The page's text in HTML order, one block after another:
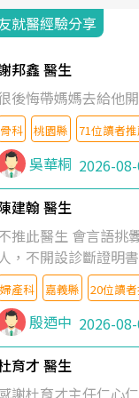
就醫經驗分享
邦鑫 醫生
後悔帶媽媽去給他開
骨科 桃園縣 71位讀者
吳華桐 2026-
建翰 醫生
推此醫生 會言語挑
，不開設診斷證明
判斷！
婦產科 嘉義縣 20位讀
殷迺中 2026-
育才 醫生